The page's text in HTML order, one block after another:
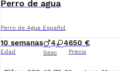
Perro de agua
Perro de Agua Español
10 semanas
Edad
4 4
Sexo
650 €
Precio